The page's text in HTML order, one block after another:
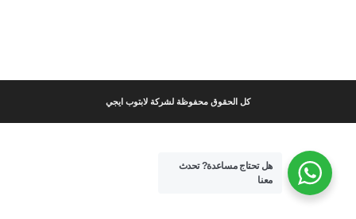
كل الحقوق محفوظة لشركة لابتوب ايجي
هل تحتاج مساعدة?تحدث
معنا